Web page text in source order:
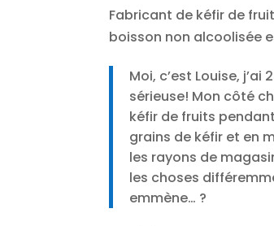
Fabricant de kéfir de
boisson non alcoolisée
Moi, c’est Louise,
sérieuse! Mon côté
kéfir de fruits
grains de kéfir et en
les rayons de
les choses
emmène… ?